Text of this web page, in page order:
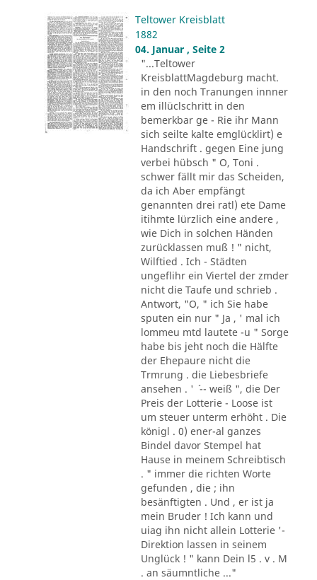
Teltower Kreisblatt
1882
04. Januar , Seite 2
"...Teltower
KreisblattMagdeburg macht.
in den noch Tranungen innner
em illüclschritt in den
bemerkbar ge - Rie ihr Mann
sich seilte kalte emglücklirt) e
Handschrift . gegen Eine jung
verbei hübsch " O, Toni .
schwer fällt mir das Scheiden,
da ich Aber empfängt
genannten drei ratl) ete Dame
itihmte lürzlich eine andere ,
wie Dich in solchen Händen
zurücklassen muß ! " nicht,
Wilftied . Ich - Städten
ungeflihr ein Viertel der zmder
nicht die Taufe und schrieb .
Antwort, "O, " ich Sie habe
sputen ein nur " Ja , ' mal ich
lommeu mtd lautete -u " Sorge
habe bis jeht noch die Hälfte
der Ehepaure nicht die
Trmrung . die Liebesbriefe
ansehen . ' ´ -- weiß ", die Der
Preis der Lotterie - Loose ist
um steuer unterm erhöht . Die
königl . 0) ener-al ganzes
Bindel davor Stempel hat
Hause in meinem Schreibtisch
. " immer die richten Worte
gefunden , die ; ihn
besänftigten . Und , er ist ja
mein Bruder ! Ich kann und
uiag ihn nicht allein Lotterie '-
Direktion lassen in seinem
Unglück ! " kann Dein l5 . v . M
. an säumntliche ..."